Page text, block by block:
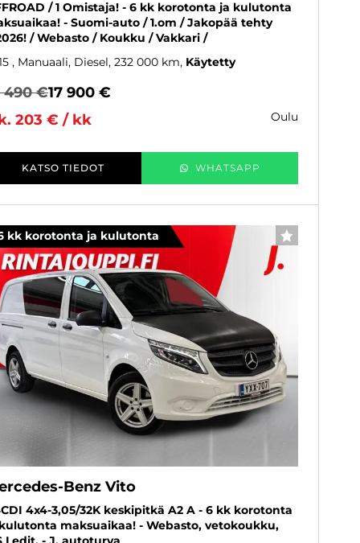
/ 1 Omistaja! - 6 kk korotonta ja kulutonta
- Suomi-auto / 1.om / Jakopää tehty
/ Webasto / Koukku / Vakkari /
, Manuaali, Diesel, 232 000 km Käytetty
490 €17 900 €
203 € / kk
oulu
KATSO TIEDOT WHATSAPP
kk korotonta ja kulutonta SUOSIKKI
Benz Vito
4x4-3,05/32K keskipitkä A2 A - 6 kk korotonta
maksuaikaa! - Webasto, vetokoukku,